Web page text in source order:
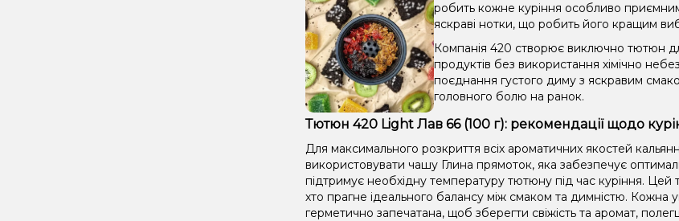
робить кожне куріння особливо
яскраві нотки, що робить його кращим
Компанія 420 створює виключно тютюн
продуктів без використання хімічно
поєднання густого диму з яскравим
головного болю на ранок.
Тютюн 420 Light Лав 66 (100 г): рекомендації щодо
Для максимального розкриття всіх ароматичних якостей
використовувати чашу Глина прямоток, яка забезпечує
підтримує необхідну температуру тютюну під час куріння. Цей
хто прагне ідеального балансу між смаком та димністю. Кожна
герметично запечатана, щоб зберегти свіжість та аромат,